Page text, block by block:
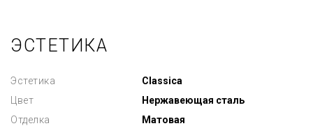
ЭСТЕТИКА
Эстетика
Classica
Цвет
Нержавеющая сталь
Отделка
Матовая